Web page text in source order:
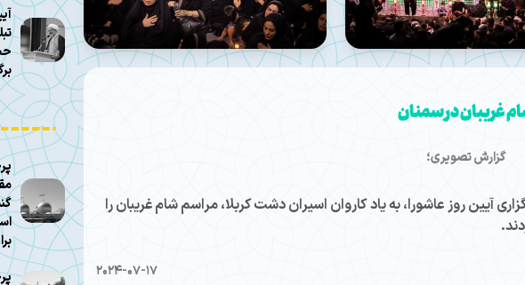
غریبان در سمنان
گزارش تصویری؛
پس از ۱۰ شب عزاداری و برگزاری آیین روز عاشورا، به یاد کاروان اسیران دشت کربلا، مراسم شام غریبان را
2024-07-17